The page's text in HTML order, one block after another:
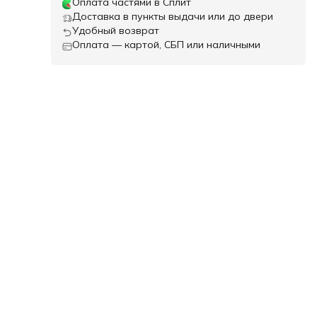
Доставка в пункты выдачи или до двери
Удобный возврат
Оплата — картой, СБП или наличными